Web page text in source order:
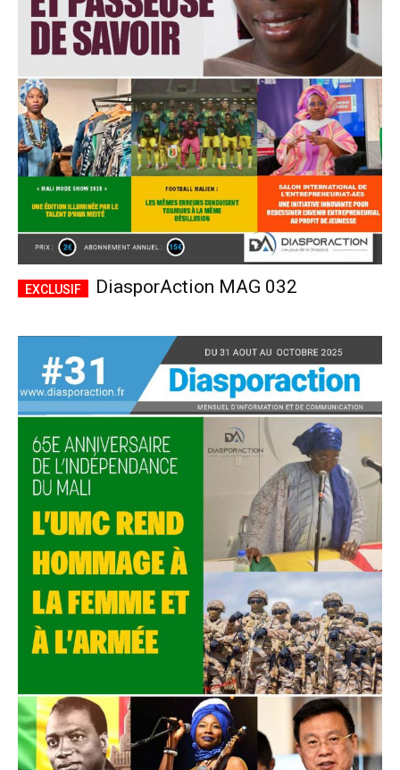
DiasporAction MAG 032